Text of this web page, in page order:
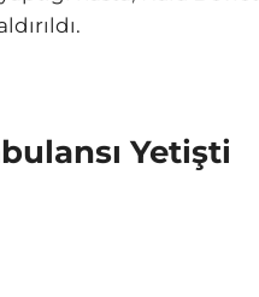
Yetişti